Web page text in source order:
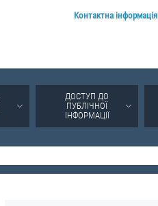
Контактна інформація
ДОСТУП ДО
ПУБЛІЧНОЇ
ІНФОРМАЦІЇ